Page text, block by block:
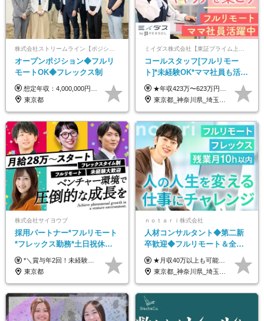
オープンポジション◆フルリ
モートOK◆フレックス制
想定年収：4,000,000円 ～ 8,000,000円 月給：288,000円 ～ 570,000円 ※ご経験・能力に応じて決定いたします。 ※上記額にはみなし残業代を含みます。 ※超過分は全額支給いたします。 ※みなし残業代 45,000円 ～ 89,050円／月 ※みなし残業時間 20時間／月 ※試用期間：3ヶ月（試用期間中の待遇に差異はありません） 【固定残業代について】 固定残業20時間分（45,000円～89,050円）を含む ※超過分は別途全額支給
東京都
コールスタッフ[フルリモー
ト]*未経験OK*ママ社員も活躍
中*ブランクOK*全国どこでも
働ける
★年収423万〜623万円のモデルあり（想定時間外手当10時間分含む） ★半年に一度ドカンと支給のボーナスあり（半年に1度最大150万円） 月給25万円〜＋各種手当＋インセンティブ ＊リモートワーク手当（4000円/月） ＊リモートワーク一時金（1万5000円） ＊残業手当全額支給 ※経験・スキルにより月給を決定します ※試用期間：2ヵ月あり。期間中の雇用形態・給与・待遇に変更はありません 《頑張りはインセンティブとして還元！》 当社は5段階の評価制度を導入。 半期に1回の評価で最高ランク（5点）を獲得したメンバーには、 150万円のインセンティブを支給！ これが半年に一度のインセンティブとして支給されるため、 成果を出した分だけまとまった収入を得られる仕組みです。 【固定残業代について】 なし（残業代は、実際の労働時間に応じて別途全額支給）
東京都_神奈川県_埼玉県_千葉県_大阪府_愛知県_北海道_青森県_岩手県_宮城県_秋田県_山形県_福島県_茨城県_栃木県_群馬県_新潟県_山梨県_長野県_富山県_石川県_福井県_静岡県_岐阜県_三重県_兵庫県_京都府_滋賀県_奈良県_和歌山県_広島県_岡山県_鳥取県_島根県_山口県_徳島県_香川県_愛媛県_高知県_福岡県_熊本県_佐賀県_長崎県_大分県_宮崎県_鹿児島県_沖縄県
株式会社サイヨウブ
採用パートナー*フルリモート
*フレックス勤務*土日祝休み*
月給28万円～*産育休取得実績
あり*年間休日120日
*＼賞与年2回！未経験から月給28万円スタート／* ★昇給年12回あり！随時昇給のチャンス ◆月給28万～40万円＋賞与年2回＋各種インセンティブ ※経験・スキルを考慮の上、決定します ※試用期間6ヶ月間あり（期間中は月給26万円～になります。その他待遇等に差異はありません） ※月給には月35時間分の固定残業代含む（月5万4800円/超過分別途支給） ※ほとんどのメンバーが残業ゼロです！フレックスタイム制のため、自分の生活に合わせて調整できます。 ＼希望性で土曜日出勤あり／ お客様より「土曜日に応募者の対応をしてほしい」という ご要望を受けた際に、応募者対応⇒求職者との メッセージのやり取りなど、対応が発生する場合があります。 ※土曜日に出勤いただく場合は ・2時間稼働：4500円 ・4時間稼働：9000円 の給与が発生。勤務時間が4時間超えることは原則ありません。 短期間で高い給与をGETできるチャンスです♪
東京都
ｎｏｔａｒｉ株式会社
人材コンサルタント◆第二新
卒歓迎◆フルリモート＆全国
から勤務OK◆残業月10h以内
◆フレックス制
★月収40万以上も可能！ ★能力・スキル・経験を考慮した年収額を設定します ★年功序列ではなく、チャレンジを評価して給与に反映！ ■月給20万円～40万円＋決算賞与 ※経験・スキルを考慮のうえ決定します ※給与にはみなし残業代40時間分を含む。そのほか詳細に関しては別途面接時にご説明します ※試用期間3ヵ月あり。期間中の雇用形態・条件などに差異はありません
東京都_神奈川県_埼玉県_千葉県_大阪府_愛知県_北海道_青森県_岩手県_宮城県_秋田県_山形県_福島県_茨城県_栃木県_群馬県_新潟県_山梨県_長野県_富山県_石川県_福井県_静岡県_岐阜県_三重県_兵庫県_京都府_滋賀県_奈良県_和歌山県_広島県_岡山県_鳥取県_島根県_山口県_徳島県_香川県_愛媛県_高知県_福岡県_熊本県_佐賀県_長崎県_大分県_宮崎県_鹿児島県_沖縄県